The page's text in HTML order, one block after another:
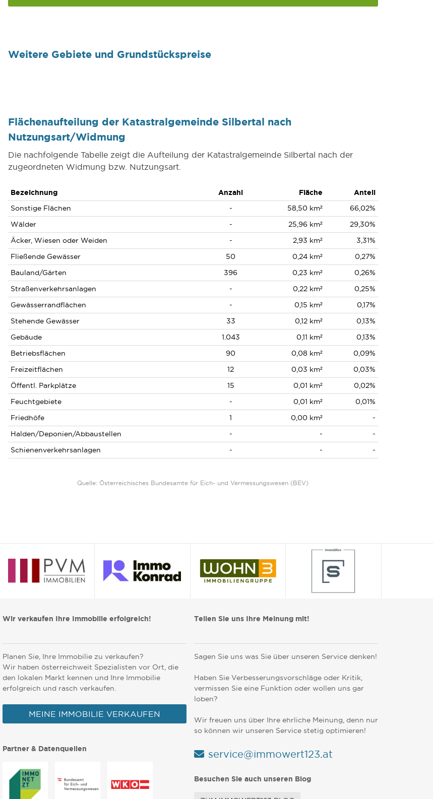
Weitere Gebiete und Grundstückspreise
Flächenaufteilung der Katastralgemeinde Silbertal nach
Nutzungsart/Widmung
Die nachfolgende Tabelle zeigt die Aufteilung der Katastralgemeinde Silbertal nach der
zugeordneten Widmung bzw. Nutzungsart.
Bezeichnung Anzahl Fläche
Anteil
Sonstige Flächen
- 58,50 km²
66,02%
Wälder
- 25,96 km²
29,30%
Äcker, Wiesen oder Weiden
- 2,93 km²
3,31%
Fließende Gewässer
50 0,24 km²
0,27%
Bauland/Gärten
396 0,23 km²
0,26%
Straßenverkehrsanlagen
- 0,22 km²
0,25%
Gewässerrandflächen
- 0,15 km²
0,17%
Stehende Gewässer
33 0,12 km²
0,13%
Gebäude
1.043 0,11 km²
0,13%
Betriebsflächen
90 0,08 km²
0,09%
Freizeitflächen
12 0,03 km²
0,03%
Öffentl. Parkplätze
15 0,01 km²
0,02%
Feuchtgebiete
- 0,01 km²
0,01%
Friedhöfe
1 0,00 km²
-
Halden/Deponien/Abbaustellen
- -
-
Schienenverkehrsanlagen
- - -
Quelle: Österreichisches Bundesamte für Eich- und Vermessungswesen (BEV)
Wir verkaufen Ihre Immobilie erfolgreich!
Planen Sie, Ihre Immobilie zu verkaufen?
Wir haben österreichweit Spezialisten vor Ort, die
den lokalen Markt kennen und Ihre Immobilie
erfolgreich und rasch verkaufen.
MEINE IMMOBILIE VERKAUFEN
Partner & Datenquellen
Teilen Sie uns Ihre Meinung mit!
Sagen Sie uns was Sie über unseren Service denken!
Haben Sie Verbesserungsvorschläge oder Kritik,
vermissen Sie eine Funktion oder wollen uns gar
loben?
Wir freuen uns über Ihre ehrliche Meinung, denn nur
so können wir unseren Service stetig optimieren!
service@immowert123.at
Besuchen Sie auch unseren Blog